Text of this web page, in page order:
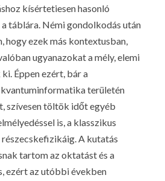
kísértetiesen hasonló
táblára. Némi gondolkodás után
hogy ezek más kontextusban,
ugyanazokat a mély, elemi
Éppen ezért, bár a
területén
szívesen töltök időt egyéb
is, a klasszikus
A kutatás
tartom az oktatást és a
ezért az utóbbi években